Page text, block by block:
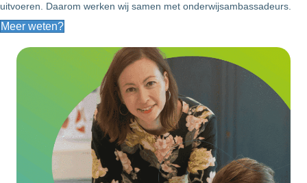
uitvoeren. Daarom werken wij samen met onderwijsambassadeurs.
Meer weten?